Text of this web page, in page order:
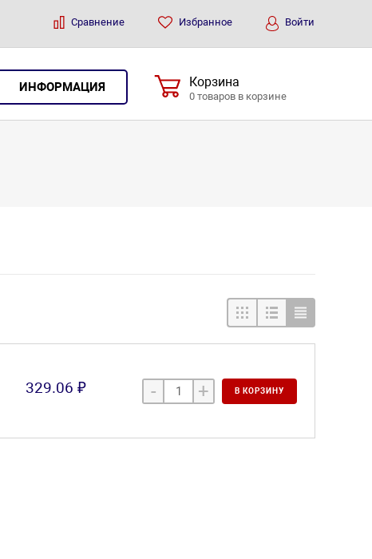
Сравнение Избранное Войти
ИНФОРМАЦИЯ Корзина
0 товаров в корзине
329.06 ₽ - + В КОРЗИНУ